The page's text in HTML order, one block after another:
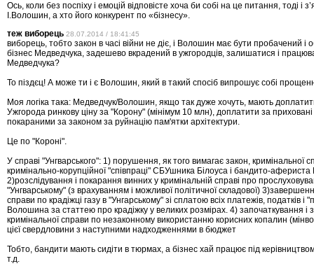
Ось, коли без поспіху і емоцій відповісте хоча би собі на це питання, тоді і
І.Волошин, а хто його конкурент по «бізнесу».
теж виборець 28.07.2014 / 18:41:45
виборець, тобто закон в часі війни не діє, і Волошин має бути пробачений і
бізнес Медведчука, задешево вкрадений в ужгородців, залишатися і
Медведчука?
То піздєц! А може ти і є Волошин, який в такий спосіб випрошує собі
Моя логіка така: Медведчук/Волошин, якщо так дуже хочуть, мають
Ужгорода ринкову ціну за "Корону" (мінімум 10 млн), доплатити за приховані
покараними за законом за руйнацію пам'ятки архітектури.
Це по "Короні".
У справі "Унгварського": 1) порушення, як того вимагає закон, кримінальної
кримінально-корупційної "співпраці" СБУшника Білоуса і бандито-
2)розслідування і покарання винних у кримінальній справі про
"Унгварському" (з врахуванням і можливої політичної складової)
справи по крадіжці газу в "Унгарському" зі сплатою всіх платежів, податків і
Волошина за статтею про крадіжку у великих розмірах. 4) започаткування і
кримінальної справи по незаконному використанню корисних копалин
цієї свердловини з наступними надходженнями в бюджет
Тобто, бандити мають сидіти в тюрмах, а бізнес хай працює під
т.д.